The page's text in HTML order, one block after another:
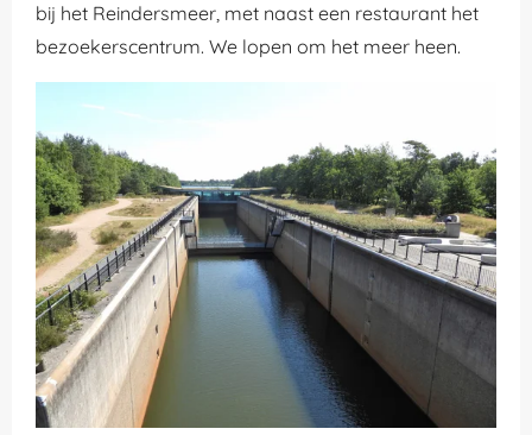
bij het Reindersmeer, met naast een restaurant het
bezoekerscentrum. We lopen om het meer heen.